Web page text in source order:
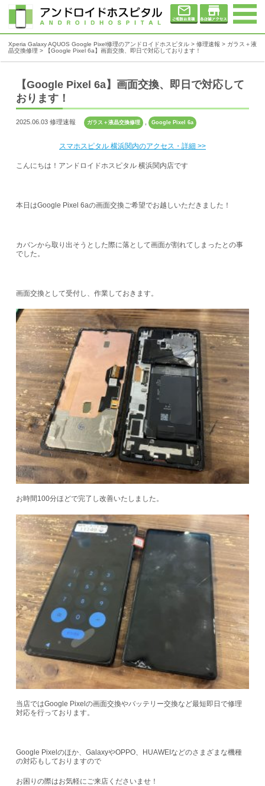
Xperia Galaxy AQUOS Google Pixel修理のアンドロイドホスピタル > 修理速報 > ガラス＋液
晶交換修理 > 【Google Pixel 6a】画面交換、即日で対応しております！
【Google Pixel 6a】画面交換、即日で対応して
おります！
2025.06.03 修理速報 ガラス＋液晶交換修理 , Google Pixel 6a
スマホスピタル 横浜関内のアクセス・詳細 >>
こんにちは！アンドロイドホスピタル 横浜関内店です
本日はGoogle Pixel 6aの画面交換ご希望でお越しいただきました！
カバンから取り出そうとした際に落として画面が割れてしまったとの事
でした。
画面交換として受付し、作業しておきます。
お時間100分ほどで完了し改善いたしました。
当店ではGoogle Pixelの画面交換やバッテリー交換など最短即日で修理
対応を行っております。
Google Pixelのほか、GalaxyやOPPO、HUAWEIなどのさまざまな機種
の対応もしておりますので
お困りの際はお気軽にご来店くださいませ！